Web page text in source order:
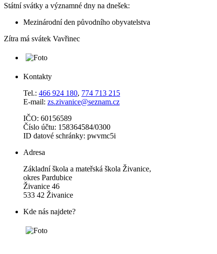
Státní svátky a významné dny na dnešek:
Mezinárodní den původního obyvatelstva
Zítra má svátek Vavřinec
Kontakty
Tel.: 466 924 180, 774 713 215
E-mail: zs.zivanice@seznam.cz
IČO: 60156589
Číslo účtu: 158364584/0300
ID datové schránky: pwvmc5i
Adresa
Základní škola a mateřská škola Živanice,
okres Pardubice
Živanice 46
533 42 Živanice
Kde nás najdete?